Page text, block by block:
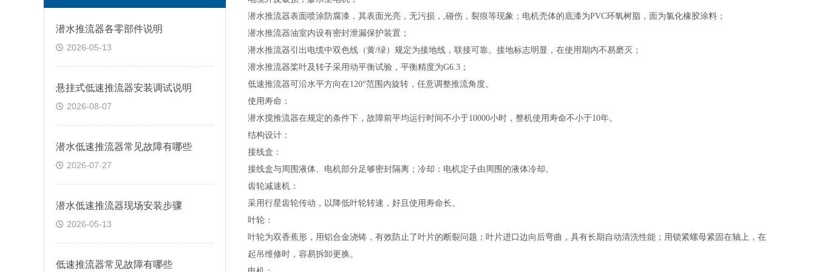
潜水推流器各零部件说明
2026-05-13
悬挂式低速推流器安装调试说明
2026-08-07
潜水低速推流器常见故障有哪些
2026-07-27
潜水低速推流器现场安装步骤
2026-05-13
低速推流器常见故障有哪些
潜水推流器表面喷涂防腐漆，其表面光亮，无污损， ,碰伤，裂痕等现象；电机壳体的底漆为PVC环氧树脂，面为氯化橡胶涂料；
潜水推流器油室内设有密封泄漏保护装置；
潜水推流器引出电缆中双色线（黄/绿）规定为接地线，联接可靠。接地标志明显，在使用期内不易磨灭；
潜水推流器桨叶及转子采用动平衡试验，平衡精度为G6.3 ；
低速推流器可沿水平方向在120°范围内旋转，任意调整推流角度。
使用寿命 ：
潜水搅推流器在规定的条件下，故障前平均运行时间不小于10000小时，整机使用寿命不小于10年。
结构设计 ：
接线盒 ：
接线盒与周围液体、电机部分足够密封隔离；冷却：电机定子由周围的液体冷却。
齿轮减速机：
采用行星齿轮传动，以降低叶轮转速 ，好且使用寿命长。
叶轮：
叶轮为双香蕉形，用铝合金浇铸，有效防止了叶片的断裂问题；叶片进口边向后弯曲，具有长期 自动清洗性能；用锁紧螺母紧固在轴上，在
起吊维修时，容易拆卸更换。